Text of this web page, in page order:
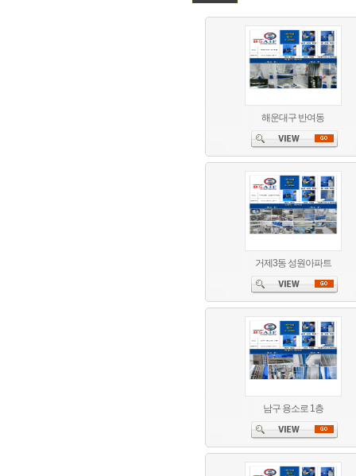
해운대구 반여동
거제3동 성원아파트
남구 용소로 1층